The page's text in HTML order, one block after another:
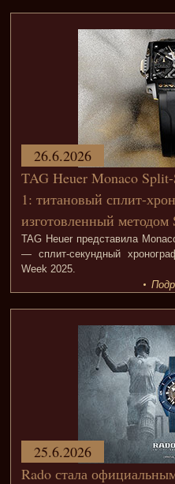
TAG Heuer Monaco
1: титановый сплит-
изготовленный методом
TAG Heuer представила
— сплит-секундный
Week 2025.
26.6.2026
Rado стала
25.6.2026